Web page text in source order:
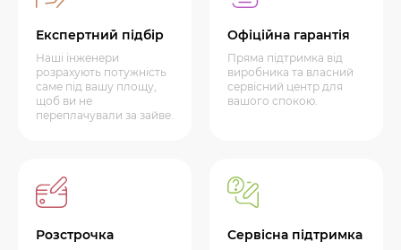
Експертний підбір
Наші інженери
розрахують потужність
саме під вашу площу,
щоб ви не
переплачували за зайве.
Офіційна гарантія
Пряма підтримка від
виробника та власний
сервісний центр для
вашого спокою.
Розстрочка Сервісна підтримка